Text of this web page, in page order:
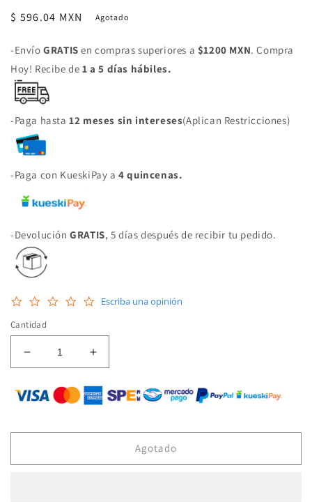
Precio
$ 596.04 MXN Agotado
-EnvíoGRATIS en compras superiores a $1200 MXN. Compra
Hoy! Recibe de 1 a 5 días hábiles.
-Paga hasta12 meses sin intereses(Aplican Restricciones)
-Paga con KueskiPay a4 quincenas.
-DevoluciónGRATIS, 5 días después de recibir tu pedido.
0.0
Escriba una opinión
Cantidad
Reducir
cantidad
para
AG-
BASE
Aumentar
cantidad
para
AG-
BASE
Agotado